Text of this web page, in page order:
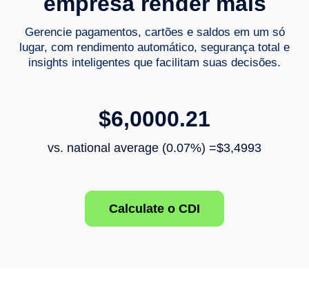
Gerencie pagamentos, cartões e saldos em um só
lugar, com rendimento automático, segurança total e
insights inteligentes que facilitam suas decisões.
$6,0000.21
vs. national average (0.07%) =$3,4993
Calculate o CDI